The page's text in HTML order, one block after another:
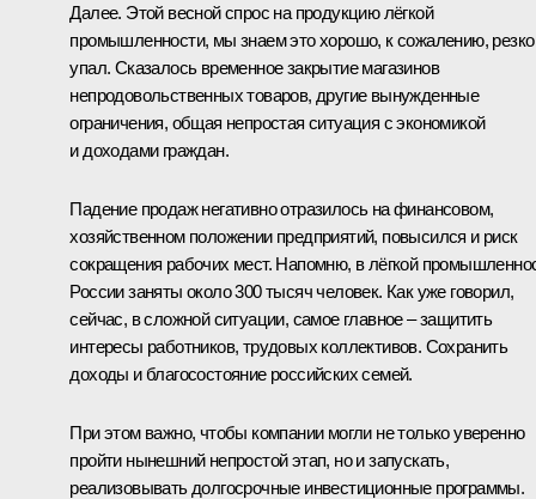
Далее. Этой весной спрос на продукцию лёгкой
промышленности, мы знаем это хорошо, к сожалению, резко
упал. Сказалось временное закрытие магазинов
непродовольственных товаров, другие вынужденные
ограничения, общая непростая ситуация с экономикой
и доходами граждан.
Падение продаж негативно отразилось на финансовом,
хозяйственном положении предприятий, повысился и риск
сокращения рабочих мест. Напомню, в лёгкой
России заняты около 300 тысяч человек. Как уже говорил,
сейчас, в сложной ситуации, самое главное – защитить
интересы работников, трудовых коллективов. Сохранить
доходы и благосостояние российских семей.
При этом важно, чтобы компании могли не только уверенно
пройти нынешний непростой этап, но и запускать,
реализовывать долгосрочные инвестиционные программы.